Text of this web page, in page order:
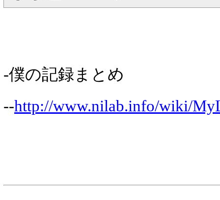
-僕の記録まとめ
--http://www.nilab.info/wiki/